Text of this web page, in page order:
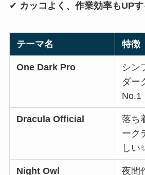
✔ カッコよく、作業効率もUPす
テーマ名 特徴
One Dark Pro
シン
ダー
No.1
Dracula Official
落ち
ーク
しい
Night Owl
夜間